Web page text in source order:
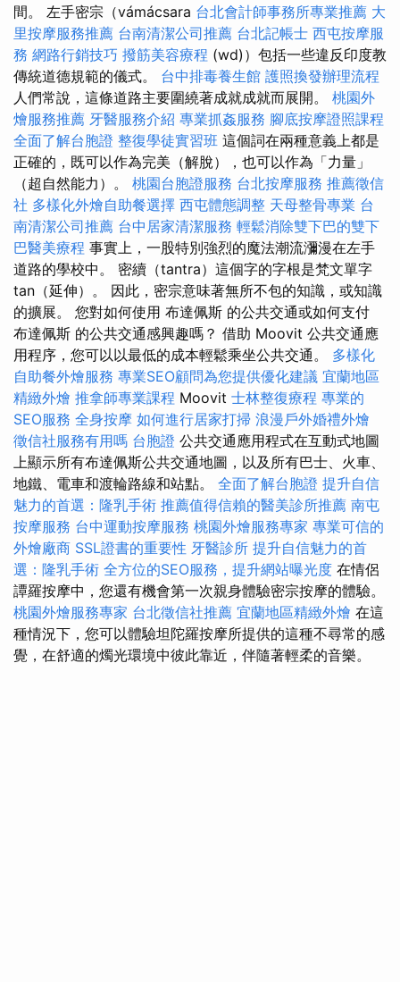
間。 左手密宗（vámácsara 台北會計師事務所專業推薦 大
里按摩服務推薦 台南清潔公司推薦 台北記帳士 西屯按摩服
務 網路行銷技巧 撥筋美容療程 (wd)）包括一些違反印度教
傳統道德規範的儀式。 台中排毒養生館 護照換發辦理流程
人們常說，這條道路主要圍繞著成就成就而展開。 桃園外
燴服務推薦 牙醫服務介紹 專業抓姦服務 腳底按摩證照課程
全面了解台胞證 整復學徒實習班 這個詞在兩種意義上都是
正確的，既可以作為完美（解脫），也可以作為「力量」
（超自然能力）。 桃園台胞證服務 台北按摩服務 推薦徵信
社 多樣化外燴自助餐選擇 西屯體態調整 天母整骨專業 台
南清潔公司推薦 台中居家清潔服務 輕鬆消除雙下巴的雙下
巴醫美療程 事實上，一股特別強烈的魔法潮流瀰漫在左手
道路的學校中。 密續（tantra）這個字的字根是梵文單字
tan（延伸）。 因此，密宗意味著無所不包的知識，或知識
的擴展。 您對如何使用 布達佩斯 的公共交通或如何支付
布達佩斯 的公共交通感興趣嗎？ 借助 Moovit 公共交通應
用程序，您可以以最低的成本輕鬆乘坐公共交通。 多樣化
自助餐外燴服務 專業SEO顧問為您提供優化建議 宜蘭地區
精緻外燴 推拿師專業課程 Moovit 士林整復療程 專業的
SEO服務 全身按摩 如何進行居家打掃 浪漫戶外婚禮外燴
徵信社服務有用嗎 台胞證 公共交通應用程式在互動式地圖
上顯示所有布達佩斯公共交通地圖，以及所有巴士、火車、
地鐵、電車和渡輪路線和站點。 全面了解台胞證 提升自信
魅力的首選：隆乳手術 推薦值得信賴的醫美診所推薦 南屯
按摩服務 台中運動按摩服務 桃園外燴服務專家 專業可信的
外燴廠商 SSL證書的重要性 牙醫診所 提升自信魅力的首
選：隆乳手術 全方位的SEO服務，提升網站曝光度 在情侶
譚羅按摩中，您還有機會第一次親身體驗密宗按摩的體驗。
桃園外燴服務專家 台北徵信社推薦 宜蘭地區精緻外燴 在這
種情況下，您可以體驗坦陀羅按摩所提供的這種不尋常的感
覺，在舒適的燭光環境中彼此靠近，伴隨著輕柔的音樂。